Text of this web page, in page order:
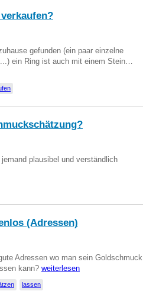
gefunden (ein paar einzelne
ein Ring ist auch mit einem Stein…
plausibel und verständlich
(Adressen)
Adressen wo man sein Goldschmuck
kann? weiterlesen
lassen